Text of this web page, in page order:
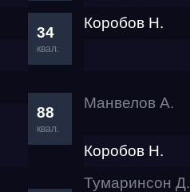
34
квал.
Коробов Н.
88
квал.
Манвелов А.
Коробов Н.
Тумаринсон Д.